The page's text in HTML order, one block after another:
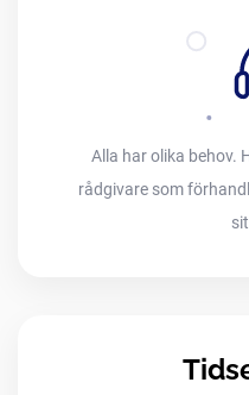
Alla har olika behov.
rådgivare som